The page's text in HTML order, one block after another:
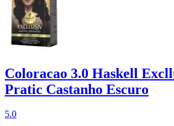
Coloracao 3.0 Haskell
Pratic Castanho Escuro
5.0